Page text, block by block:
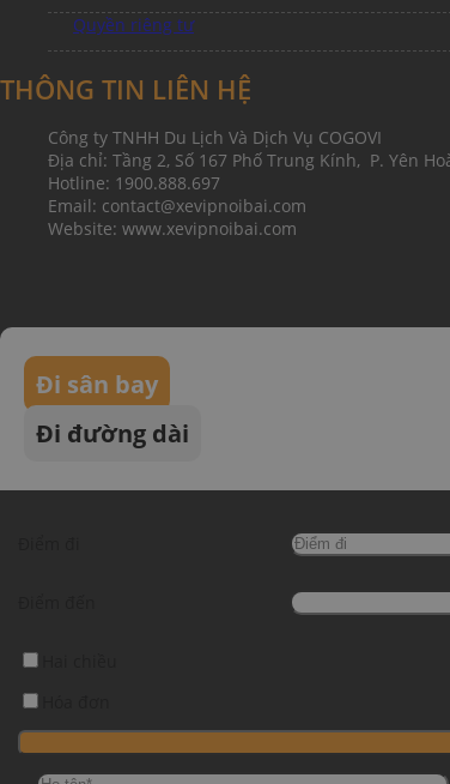
Quyền riêng tư
THÔNG TIN LIÊN HỆ
Công ty TNHH Du Lịch Và Dịch Vụ COGOVI
Địa chỉ: Tầng 2, Số 167 Phố Trung Kính, P. Yên
Hotline: 1900.888.697
Email: contact@xevipnoibai.com
Website: www.xevipnoibai.com
Đi sân bay
Đi đường dài